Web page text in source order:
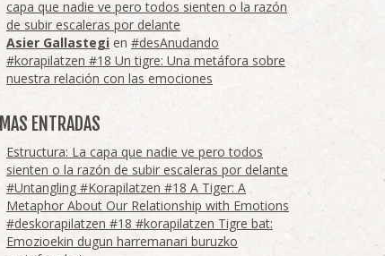
capa que nadie ve pero todos sienten o la razón
de subir escaleras por delante
Asier Gallastegi en #desAnudando
#korapilatzen #18 Un tigre: Una metáfora sobre
nuestra relación con las emociones
ENTRADAS
Estructura: La capa que nadie ve pero todos
sienten o la razón de subir escaleras por delante
#Untangling #Korapilatzen #18 A Tiger: A
Metaphor About Our Relationship with Emotions
#deskorapilatzen #18 #korapilatzen Tigre bat:
Emozioekin dugun harremanari buruzko